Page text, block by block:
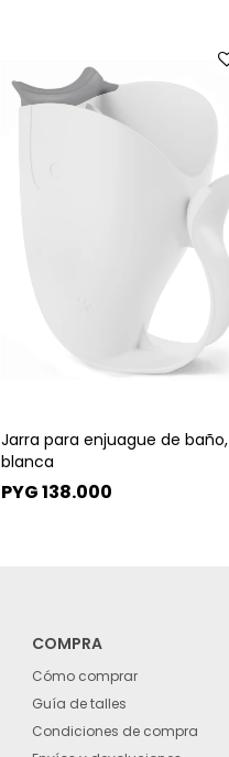
Jarra para enjuague de baño,
blanca
PYG138.000
COMPRA
Cómo comprar
Guía de talles
Condiciones de compra